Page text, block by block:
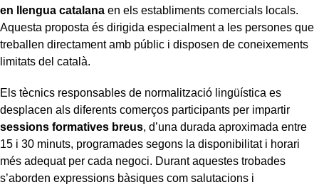
en llengua catalana en els establiments comercials locals.
Aquesta proposta és dirigida especialment a les persones que
treballen directament amb públic i disposen de coneixements
limitats del català.
Els tècnics responsables de normalització lingüística es
desplacen als diferents comerços participants per impartir
sessions formatives breus, d’una durada aproximada entre
15 i 30 minuts, programades segons la disponibilitat i horari
més adequat per cada negoci. Durant aquestes trobades
s’aborden expressions bàsiques com salutacions i